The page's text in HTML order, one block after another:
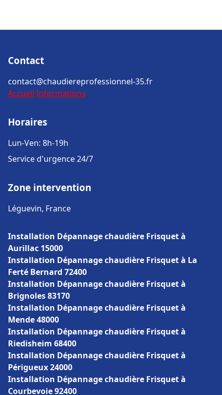
Contact
contact@chaudiereprofessionnel-35.fr
Accueil Informations
Horaires
Lun-Ven: 8h-19h
Service d'urgence 24/7
Zone intervention
Léguevin, France
Installation Dépannage chaudière Frisquet à
Aurillac 15000
Installation Dépannage chaudière Frisquet à La
Ferté Bernard 72400
Installation Dépannage chaudière Frisquet à
Brignoles 83170
Installation Dépannage chaudière Frisquet à
Mende 48000
Installation Dépannage chaudière Frisquet à
Riedisheim 68400
Installation Dépannage chaudière Frisquet à
Périgueux 24000
Installation Dépannage chaudière Frisquet à
Courbevoie 92400